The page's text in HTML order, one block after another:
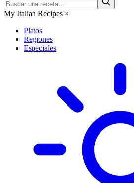
My Italian Recipes ×
Platos
Regiones
Especiales